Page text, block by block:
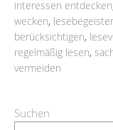
interessen entdecken
wecken,
berücksichtigen,
regelmäßig lesen,
vermeiden
Suchen